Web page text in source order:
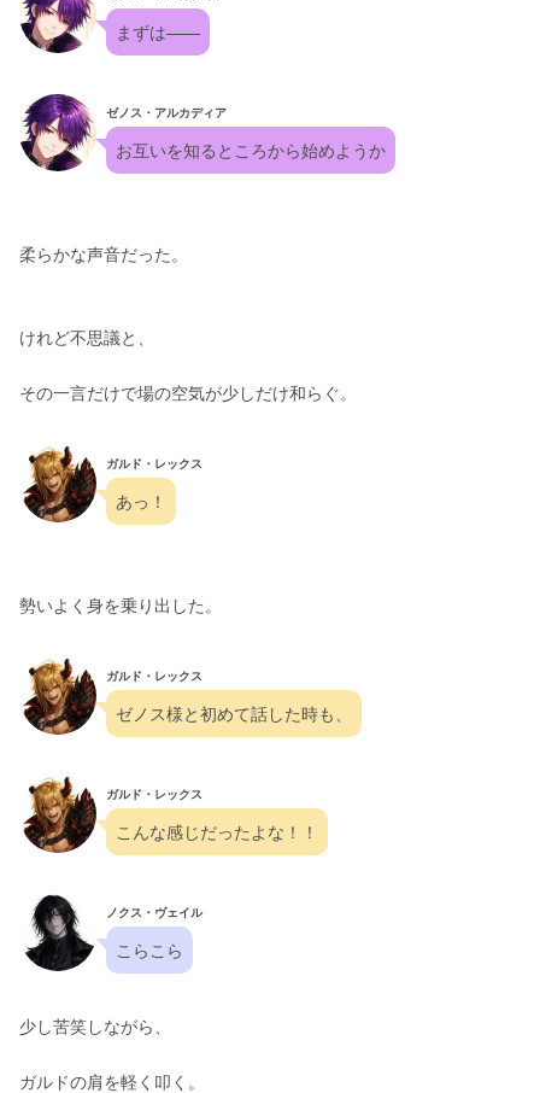
まずは——
ゼノス・アルカディア
お互いを知るところから始めようか
柔らかな声音だった。
けれど不思議と、
その一言だけで場の空気が少しだけ和らぐ。
ガルド・レックス
あっ！
勢いよく身を乗り出した。
ガルド・レックス
ゼノス様と初めて話した時も、
ガルド・レックス
こんな感じだったよな！！
ノクス・ヴェイル
こらこら
少し苦笑しながら、
ガルドの肩を軽く叩く。